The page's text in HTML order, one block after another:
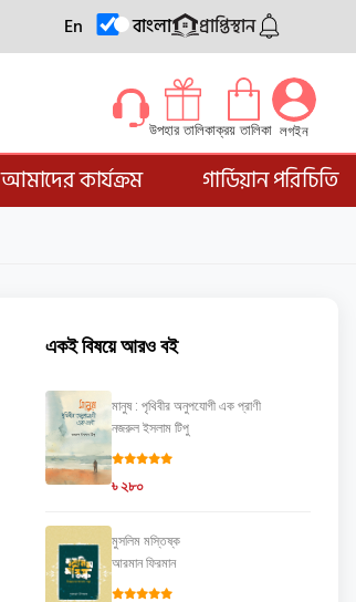
En বাংলা প্রাপ্তিস্থান
উপহার তালিকাক্রয় তালিকা লগইন
আমাদের কার্যক্রম গার্ডিয়ান পরিচিতি
একই বিষয়ে আরও বই
মানুষ : পৃথিবীর অনুপযোগী এক প্রাণী
নজরুল ইসলাম টিপু
৳ ২৮০
মুসলিম মস্তিষ্ক
আরমান ফিরমান